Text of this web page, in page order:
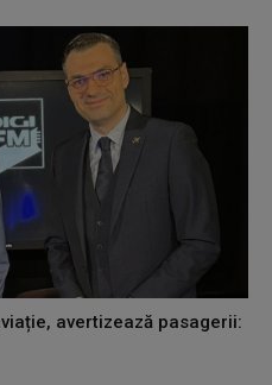
avertizează pasagerii: